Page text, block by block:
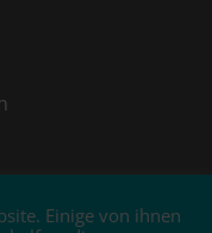
Einige von ihnen